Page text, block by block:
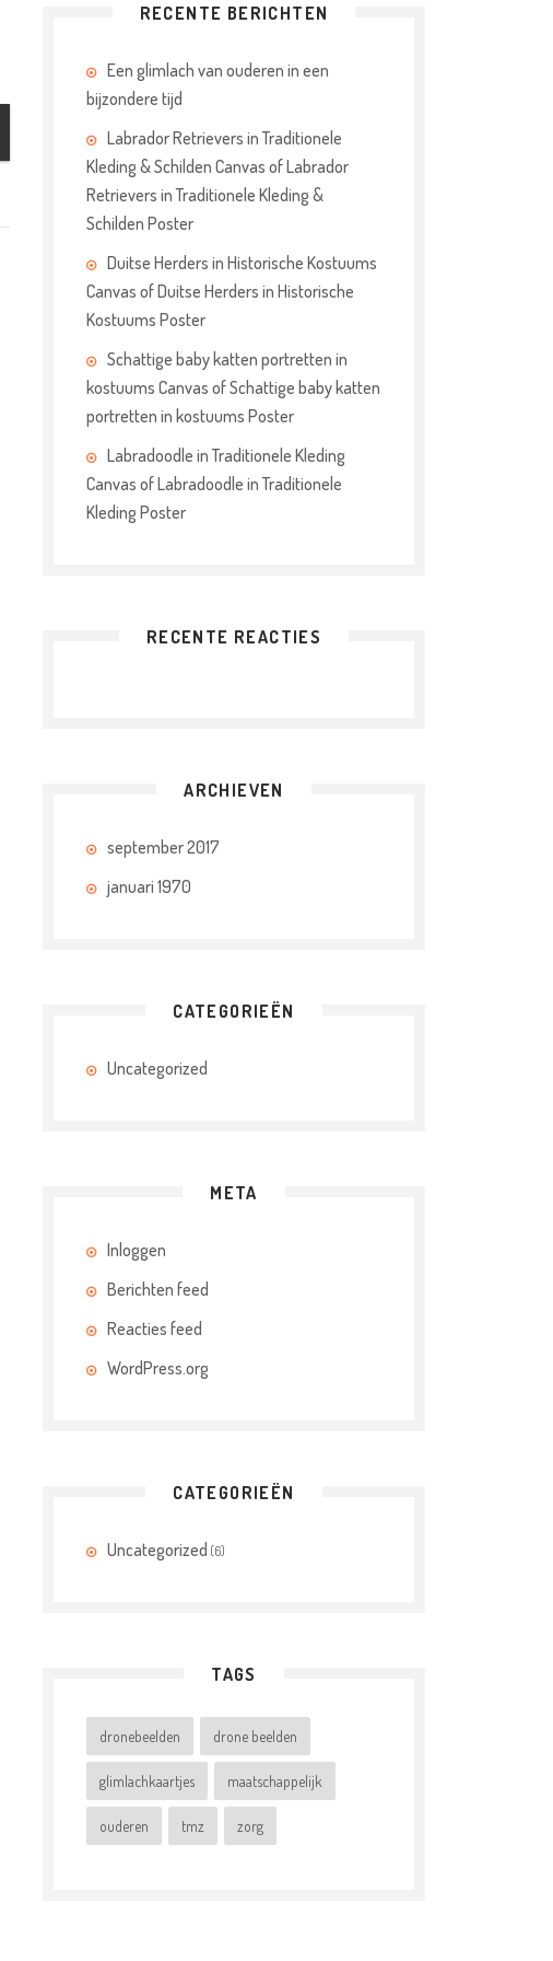
RECENTE BERICHTEN
Een glimlach van ouderen in een
bijzondere tijd
Labrador Retrievers in Traditionele
Kleding & Schilden Canvas of Labrador
Retrievers in Traditionele Kleding &
Schilden Poster
Duitse Herders in Historische Kostuums
Canvas of Duitse Herders in Historische
Kostuums Poster
Schattige baby katten portretten in
kostuums Canvas of Schattige baby katten
portretten in kostuums Poster
Labradoodle in Traditionele Kleding
Canvas of Labradoodle in Traditionele
Kleding Poster
RECENTE REACTIES
ARCHIEVEN
september 2017
januari 1970
CATEGORIEËN
Uncategorized
META
Inloggen
Berichten feed
Reacties feed
WordPress.org
CATEGORIEËN
Uncategorized (6)
TAGS
dronebeelden drone beelden
glimlachkaartjes maatschappelijk
ouderen tmz zorg